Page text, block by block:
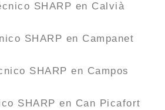
SHARP en Calvià
SHARP en Campanet
SHARP en Campos
SHARP en Can Picafort